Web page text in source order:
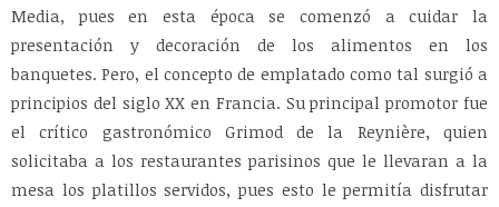
Media, pues en esta época se comenzó a cuidar la
presentación y decoración de los alimentos en los
banquetes. Pero, el concepto de emplatado como tal surgió a
principios del siglo XX en Francia. Su principal promotor fue
el crítico gastronómico Grimod de la Reynière, quien
solicitaba a los restaurantes parisinos que le llevaran a la
mesa los platillos servidos, pues esto le permitía disfrutar